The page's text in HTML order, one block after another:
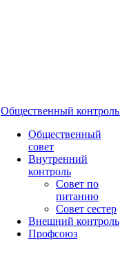
Общественный контроль
Общественный
совет
Внутренний
контроль
Совет по
питанию
Совет сестер
Внешний контроль
Профсоюз